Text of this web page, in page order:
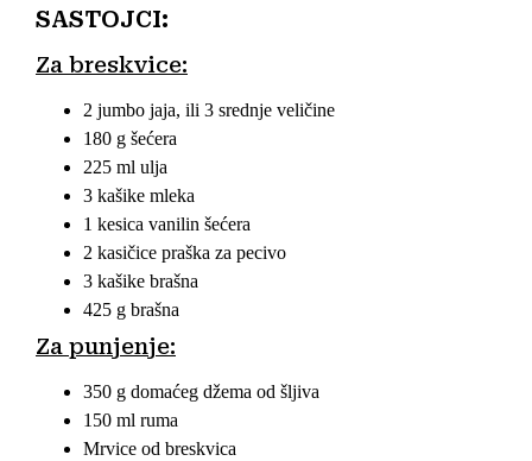
SASTOJCI:
Za breskvice:
2 jumbo jaja, ili 3 srednje veličine
180 g šećera
225 ml ulja
3 kašike mleka
1 kesica vanilin šećera
2 kasičice praška za pecivo
3 kašike brašna
425 g brašna
Za punjenje:
350 g domaćeg džema od šljiva
150 ml ruma
Mrvice od breskvica